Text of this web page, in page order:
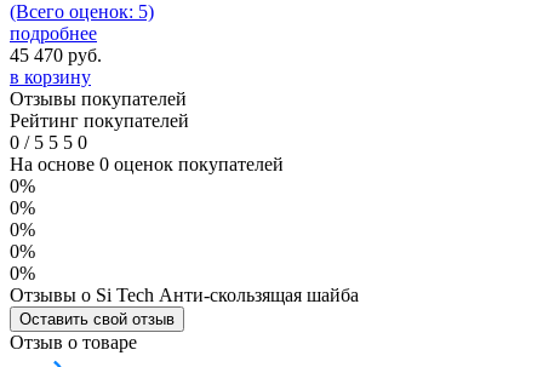
(Всего оценок: 5)
подробнее
45 470 руб.
в корзину
Отзывы покупателей
Рейтинг покупателей
0 /5 5 5 0
На основе 0 оценок покупателей
0%
0%
0%
0%
0%
Отзывы о Si Tech Анти-скользящая шайба
Оставить свой отзыв
Отзыв о товаре